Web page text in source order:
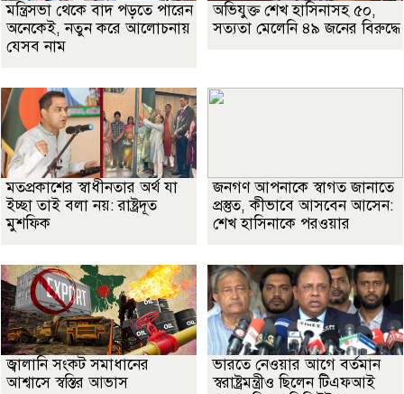
মন্ত্রিসভা থেকে বাদ পড়তে পারেন
অনেকেই, নতুন করে আলোচনায়
যেসব নাম
অভিযুক্ত শেখ হাসিনাসহ ৫০,
সত্যতা মেলেনি ৪৯ জনের বিরুদ্ধে
মতপ্রকাশের স্বাধীনতার অর্থ যা
ইচ্ছা তাই বলা নয়: রাষ্ট্রদূত
মুশফিক
জনগণ আপনাকে স্বাগত জানাতে
প্রস্তুত, কীভাবে আসবেন আসেন:
শেখ হাসিনাকে পরওয়ার
জ্বালানি সংকট সমাধানের
আশ্বাসে স্বস্তির আভাস
ভারতে নেওয়ার আগে বর্তমান
স্বরাষ্ট্রমন্ত্রীও ছিলেন টিএফআই